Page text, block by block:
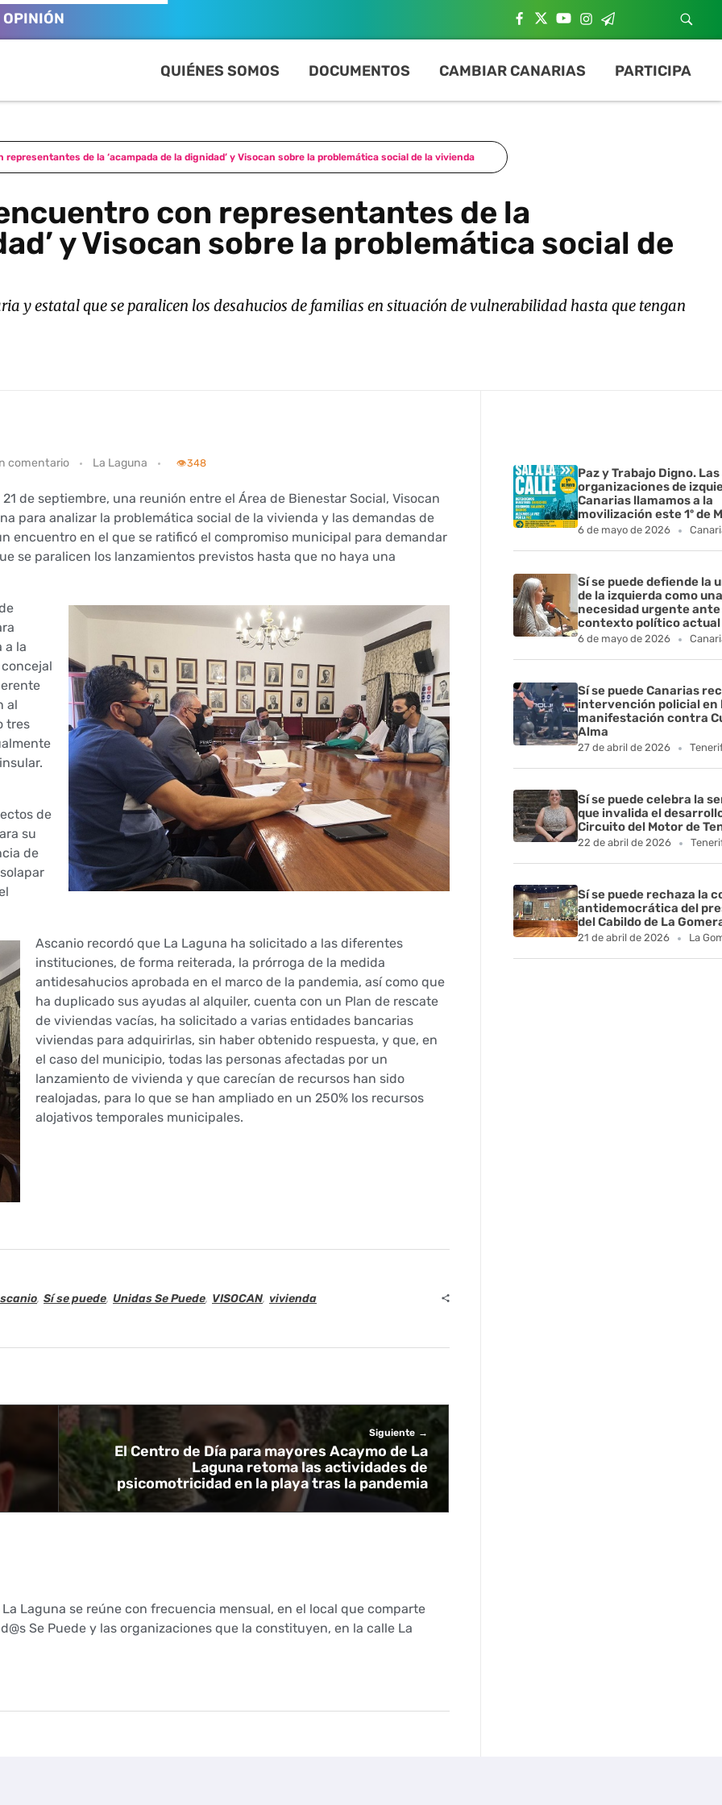
OPINIÓN
QUIÉNES SOMOS DOCUMENTOS CAMBIAR CANARIAS PARTICIPA
de la ‘acampada de la dignidad’ y Visocan sobre la problemática social de la vivienda
con representantes de la
y Visocan sobre la problemática social de
y estatal que se paralicen los desahucios de familias en situación de vulnerabilidad hasta que tengan
comentario La Laguna 👁️348
de septiembre, una reunión entre el Área de Bienestar Social, Visocan
para analizar la problemática social de la vivienda y las demandas de
encuentro en el que se ratificó el compromiso municipal para demandar
se paralicen los lanzamientos previstos hasta que no haya una
a la
al
tres
de
su
de
Ascanio recordó que La Laguna ha solicitado a las diferentes
instituciones, de forma reiterada, la prórroga de la medida
antidesahucios aprobada en el marco de la pandemia, así como que
ha duplicado sus ayudas al alquiler, cuenta con un Plan de rescate
de viviendas vacías, ha solicitado a varias entidades bancarias
viviendas para adquirirlas, sin haber obtenido respuesta, y que, en
el caso del municipio, todas las personas afectadas por un
lanzamiento de vivienda y que carecían de recursos han sido
realojadas, para lo que se han ampliado en un 250% los recursos
alojativos temporales municipales.
, Sí se puede, Unidas Se Puede, VISOCAN, vivienda
Siguiente
El Centro de Día para mayores Acaymo de La
Laguna retoma las actividades de
psicomotricidad en la playa tras la pandemia
Laguna se reúne con frecuencia mensual, en el local que comparte
Se Puede y las organizaciones que la constituyen, en la calle La
Paz y Trabajo Digno. Las
organizaciones de
Canarias llamamos a la
movilización este 1º de
6 de mayo de 2026
Sí se puede defiende la
de la izquierda como una
necesidad urgente ante
contexto político actual
6 de mayo de 2026
Sí se puede Canarias
intervención policial en
manifestación contra
Alma
27 de abril de 2026
Sí se puede celebra la
que invalida el
Circuito del Motor de
22 de abril de 2026
Sí se puede rechaza la
antidemocrática del
del Cabildo de La
21 de abril de 2026 La